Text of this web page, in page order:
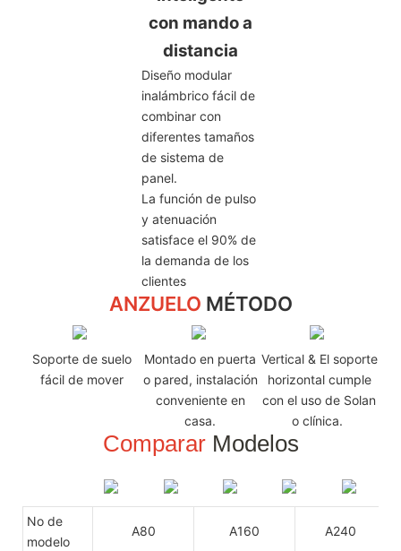
con mando a
distancia
Diseño modular
inalámbrico fácil de
combinar con
diferentes tamaños
de sistema de
panel.
La función de pulso
y atenuación
satisface el 90% de
la demanda de los
clientes
ANZUELO MÉTODO
Soporte de suelo
fácil de mover
Montado en puerta
o pared, instalación
conveniente en
casa.
Vertical & El soporte
horizontal cumple
con el uso de Solan
o clínica.
Comparar Modelos
No de
modelo
A80 A160 A240